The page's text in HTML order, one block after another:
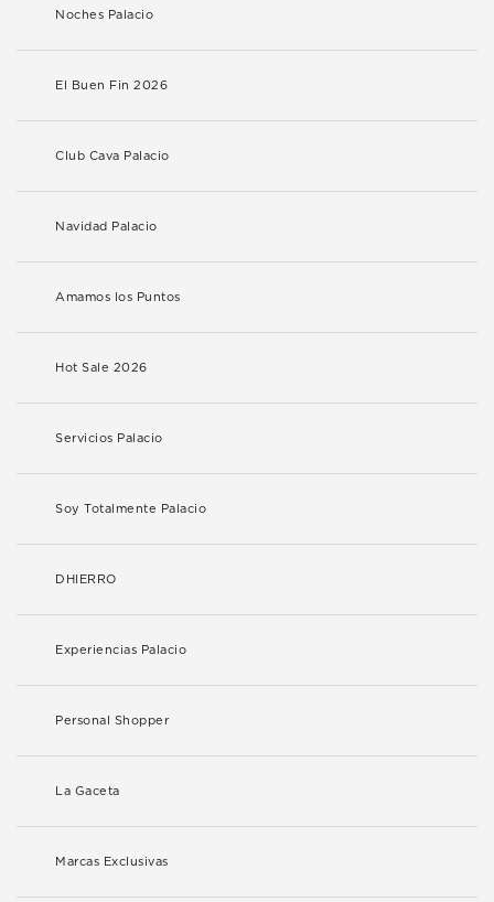
Noches Palacio
El Buen Fin 2026
Club Cava Palacio
Navidad Palacio
Amamos los Puntos
Hot Sale 2026
Servicios Palacio
Soy Totalmente Palacio
DHIERRO
Experiencias Palacio
Personal Shopper
La Gaceta
Marcas Exclusivas